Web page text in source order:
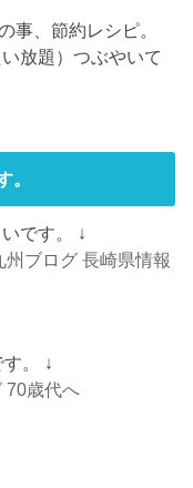
事、節約レシピ。
放題）つぶやいて
。
です。 ↓
。 ↓